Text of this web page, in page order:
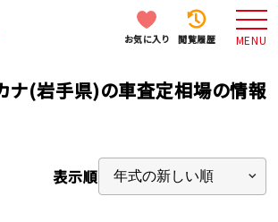
お気に入り 閲覧履歴 MENU
ナ(岩手県)の車査定相場の情報
表示順